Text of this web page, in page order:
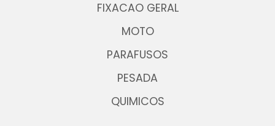
FIXACAO GERAL
MOTO
PARAFUSOS
PESADA
QUIMICOS